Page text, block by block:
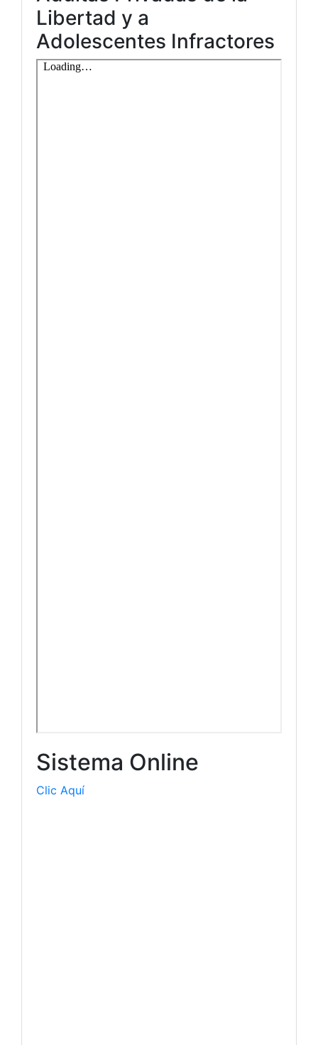
Libertad y a
Adolescentes Infractores
Sistema Online
Clic Aquí